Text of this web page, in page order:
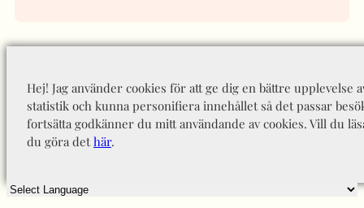
Hej! Jag använder cookies för att ge dig en bättre upplevelse
statistik och kunna personifiera innehållet så det passar
fortsätta godkänner du mitt användande av cookies. Vill du
du göra dethär.